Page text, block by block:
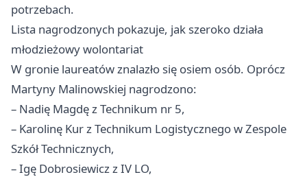
potrzebach.
Lista nagrodzonych pokazuje, jak szeroko działa
młodzieżowy wolontariat
W gronie laureatów znalazło się osiem osób. Oprócz
Martyny Malinowskiej nagrodzono:
– Nadię Magdę z Technikum nr 5,
– Karolinę Kur z Technikum Logistycznego w Zespole
Szkół Technicznych,
– Igę Dobrosiewicz z IV LO,